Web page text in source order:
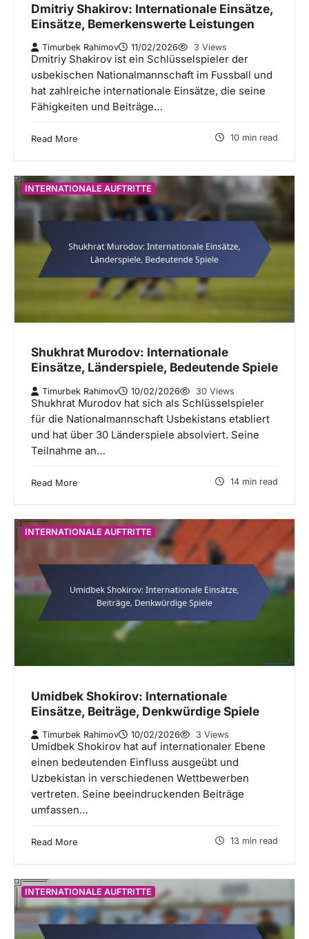
Dmitriy Shakirov: Internationale Einsätze,
Einsätze, Bemerkenswerte Leistungen
Timurbek Rahimov 11/02/2026 3 Views
Dmitriy Shakirov ist ein Schlüsselspieler der
usbekischen Nationalmannschaft im Fussball und
hat zahlreiche internationale Einsätze, die seine
Fähigkeiten und Beiträge…
Read More 10 min read
INTERNATIONALE AUFTRITTE
Shukhrat Murodov: Internationale
Einsätze, Länderspiele, Bedeutende Spiele
Timurbek Rahimov 10/02/2026 30 Views
Shukhrat Murodov hat sich als Schlüsselspieler
für die Nationalmannschaft Usbekistans etabliert
und hat über 30 Länderspiele absolviert. Seine
Teilnahme an…
Read More 14 min read
INTERNATIONALE AUFTRITTE
Umidbek Shokirov: Internationale
Einsätze, Beiträge, Denkwürdige Spiele
Timurbek Rahimov 10/02/2026 3 Views
Umidbek Shokirov hat auf internationaler Ebene
einen bedeutenden Einfluss ausgeübt und
Uzbekistan in verschiedenen Wettbewerben
vertreten. Seine beeindruckenden Beiträge
umfassen…
Read More 13 min read
INTERNATIONALE AUFTRITTE